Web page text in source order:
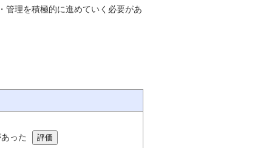
管理を積極的に進めていく必要があ
った